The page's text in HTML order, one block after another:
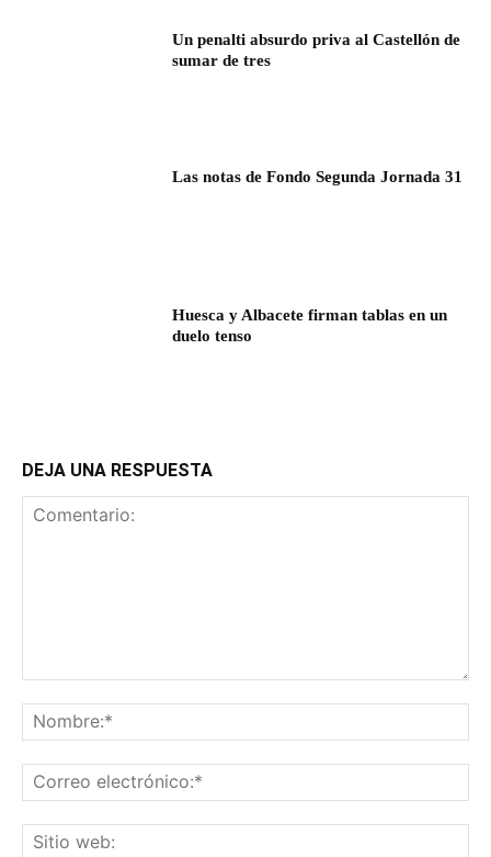
Un penalti absurdo priva al Castellón de
sumar de tres
Las notas de Fondo Segunda Jornada 31
Huesca y Albacete firman tablas en un
duelo tenso
DEJA UNA RESPUESTA